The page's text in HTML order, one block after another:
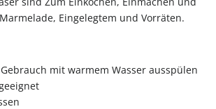
Eingelegtem und Vorräten.
mit warmem Wasser ausspülen